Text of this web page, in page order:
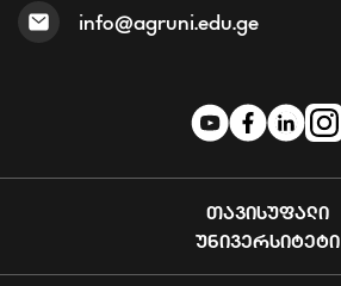
info@agruni.edu.ge
ᲗᲐᲕᲘᲡᲣᲤᲐᲚᲘ
ᲣᲜᲘᲕᲔᲠᲡᲘᲢᲔᲢᲘ